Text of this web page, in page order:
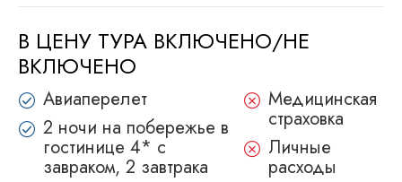
В ЦЕНУ ТУРА ВКЛЮЧЕНО/НЕ
ВКЛЮЧЕНО
Авиаперелет
2 ночи на побережье в
гостинице 4* с
завраком, 2 завтрака
Медицинская
страховка
Личные
расходы